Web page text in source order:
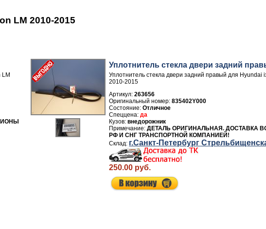
LM 2010-2015
Уплотнитель стекла двери задний
Уплотнитель стекла двери задний правый для Hyundai
2010-2015
Артикул:263656
835402Y000
Отличное
да
внедорожник
ДЕТАЛЬ ОРИГИНАЛЬНАЯ. ДОСТАВКА
РФ И СНГ ТРАНСПОРТНОЙ КОМПАНИЕЙ!
г.Санкт-Петербург
250.00 руб.